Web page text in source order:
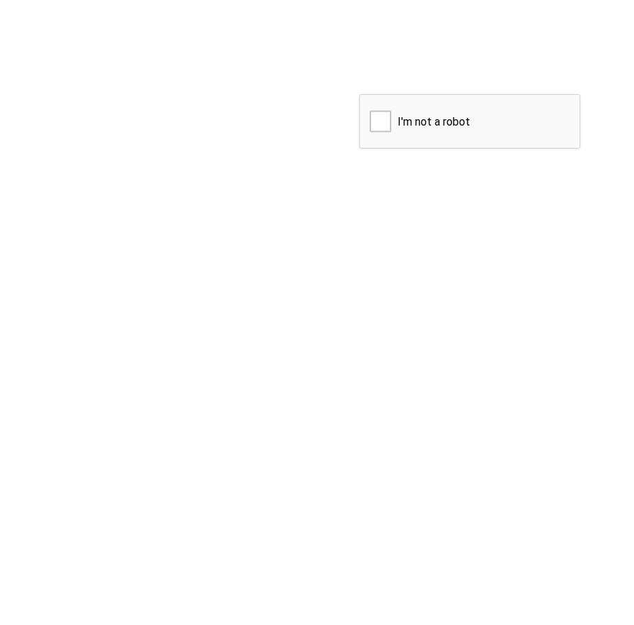
I'm not a robot